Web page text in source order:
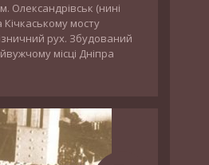
Олександрівськ (нині
Кічкаському мосту
рух. Збудований
місці Дніпра